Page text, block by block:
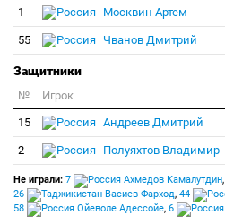
1 Москвин Артем
55 Чванов Дмитрий
Защитники
№ Игрок
15
Андреев Дмитрий
2 Полуяхтов Владимир
Не играли: 7 Ахмедов Камалутдин,
26
Васиев Фарход, 44
58
Ойеволе Адессойе, 6